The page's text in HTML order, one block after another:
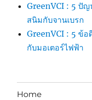
GreenVCI : 5 ปั
สนิมกับจานเบรก
GreenVCI : 5 ข้
กับมอเตอร์ไฟฟ้า
Home